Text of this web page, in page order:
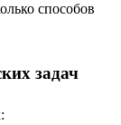
способов
задач